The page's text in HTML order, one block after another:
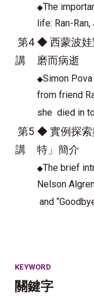
◆The
life: Ran-Ran,
第4
講
◆ 西蒙波娃
磨而病逝
◆Simon
from friend
she died in
第5
講
◆ 實例探索
特」簡介
◆The brief
Nelson
and
KEYWORD
關鍵字